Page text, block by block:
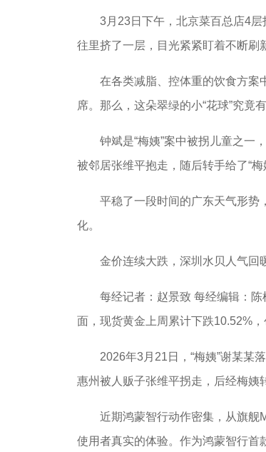
3月23日下午，北京菜百总店4层投
往里挤了一层，目光紧紧盯着不断
在各类减脂、控体重的饮食方案中
席。那么，这朵翠绿的小“花球”究
钟斌是“梅姨”案中被拐儿童之一，
被邻居张维平抱走，随后转手给了“梅
平稳了一段时间的广东天气形势，
化。
金价连续大跌，深圳水贝人气回
每经记者：赵景致 每经编辑：陈
面，现货黄金上周累计下跌10.52%
2026年3月21日，“梅姨”谢某某落
惠州被人贩子张维平拐走，后经梅姨
近期鸿蒙智行动作密集，从旗舰
使用者真实的体验。作为鸿蒙智行首